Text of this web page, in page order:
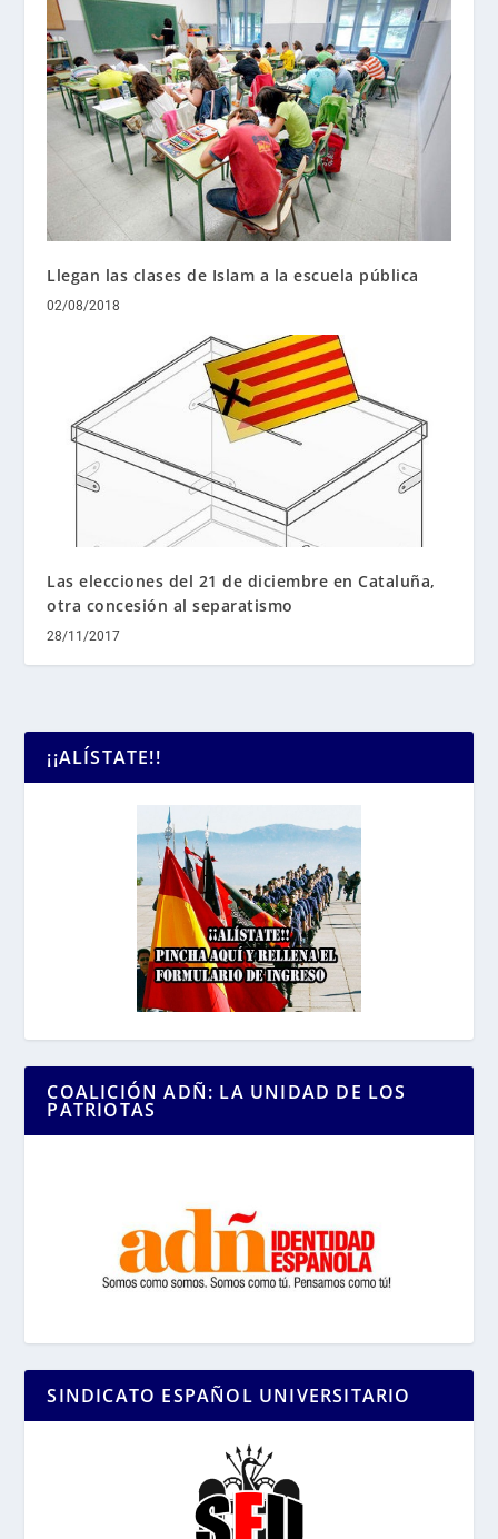
Llegan las clases de Islam a la escuela pública
02/08/2018
Las elecciones del 21 de diciembre en Cataluña,
otra concesión al separatismo
28/11/2017
¡¡ALÍSTATE!!
COALICIÓN ADÑ: LA UNIDAD DE LOS
PATRIOTAS
SINDICATO ESPAÑOL UNIVERSITARIO